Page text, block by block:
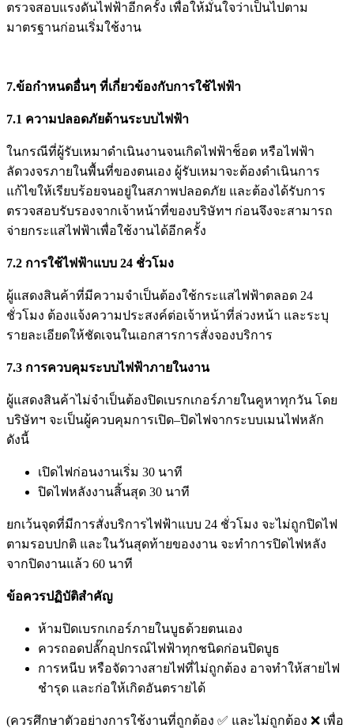
ตรวจสอบแรงดันไฟฟ้าอีกครั้ง เพื่อให้มั่นใจว่าเป็นไปตาม
มาตรฐานก่อนเริ่มใช้งาน
7.ข้อกำหนดอื่นๆ ที่เกี่ยวข้องกับการใช้ไฟฟ้า
7.1 ความปลอดภัยด้านระบบไฟฟ้า
ในกรณีที่ผู้รับเหมาดำเนินงานจนเกิดไฟฟ้าช็อต หรือไฟฟ้า
ลัดวงจรภายในพื้นที่ของตนเอง ผู้รับเหมาจะต้องดำเนินการ
แก้ไขให้เรียบร้อยจนอยู่ในสภาพปลอดภัย และต้องได้รับการ
ตรวจสอบรับรองจากเจ้าหน้าที่ของบริษัทฯ ก่อนจึงจะสามารถ
จ่ายกระแสไฟฟ้าเพื่อใช้งานได้อีกครั้ง
7.2 การใช้ไฟฟ้าแบบ 24 ชั่วโมง
ผู้แสดงสินค้าที่มีความจำเป็นต้องใช้กระแสไฟฟ้าตลอด 24
ชั่วโมง ต้องแจ้งความประสงค์ต่อเจ้าหน้าที่ล่วงหน้า และระบุ
รายละเอียดให้ชัดเจนในเอกสารการสั่งจองบริการ
7.3 การควบคุมระบบไฟฟ้าภายในงาน
ผู้แสดงสินค้าไม่จำเป็นต้องปิดเบรกเกอร์ภายในคูหาทุกวัน โดย
บริษัทฯ จะเป็นผู้ควบคุมการเปิด–ปิดไฟจากระบบเมนไฟหลัก
ดังนี้
เปิดไฟก่อนงานเริ่ม 30 นาที
ปิดไฟหลังงานสิ้นสุด 30 นาที
ยกเว้นจุดที่มีการสั่งบริการไฟฟ้าแบบ 24 ชั่วโมง จะไม่ถูกปิดไฟ
ตามรอบปกติ และในวันสุดท้ายของงาน จะทำการปิดไฟหลัง
จากปิดงานแล้ว 60 นาที
ข้อควรปฏิบัติสำคัญ
ห้ามปิดเบรกเกอร์ภายในบูธด้วยตนเอง
ควรถอดปลั๊กอุปกรณ์ไฟฟ้าทุกชนิดก่อนปิดบูธ
การหนีบ หรือจัดวางสายไฟที่ไม่ถูกต้อง อาจทำให้สายไฟ
ชำรุด และก่อให้เกิดอันตรายได้
(ควรศึกษาตัวอย่างการใช้งานที่ถูกต้อง ✅ และไม่ถูกต้อง ❌ เพื่อ